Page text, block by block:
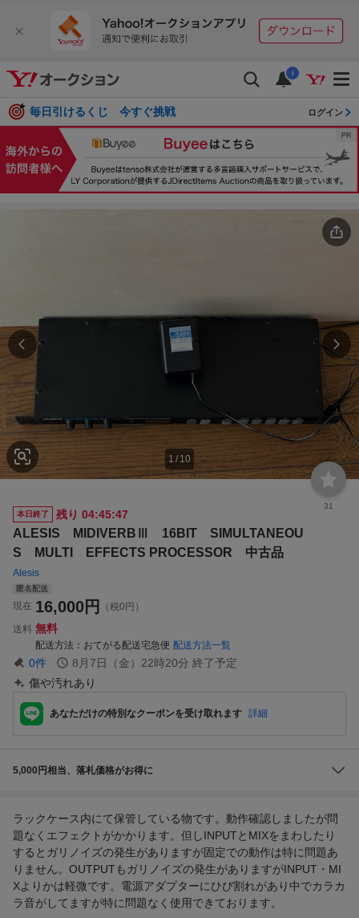
i
毎日引けるくじ 今すぐ挑戦 ログイン
1 / 10
31
本日終了
残り 04:45:46
ALESIS MIDIVERBⅢ 16BIT SIMULTANEOU
S MULTI EFFECTS PROCESSOR 中古品
Alesis
匿名配送
現在 16,000円
（税0円）
送料 無料
配送方法 おてがる配送宅急便 配送方法一覧
0件 8月7日（金）22時20分 終了予定
傷や汚れあり
あなただけの特別なクーポンを受け取れます 詳細
5,000円相当、落札価格がお得に
ラックケース内にて保管している物です。動作確認しましたが問
題なくエフェクトがかかります。但しINPUTとMIXをまわしたり
するとガリノイズの発生がありますが固定での動作は特に問題あ
りません。OUTPUTもガリノイズの発生がありますがINPUT・MI
Xよりかは軽微です。電源アダプターにひび割れがあり中でカラカ
ラ音がしてますが特に問題なく使用できております。